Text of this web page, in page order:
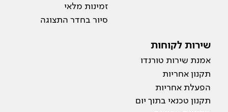
זמינות מלאי
סיור בחדר התצוגה
שירות לקוחות
אמנת שירות טורנדו
תקנון אחריות
הפעלת אחריות
תקנון טכנאי בתוך יום